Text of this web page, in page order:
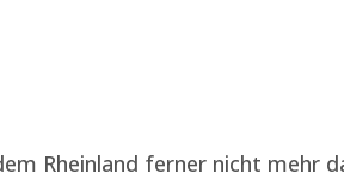
Rheinland ferner nicht mehr